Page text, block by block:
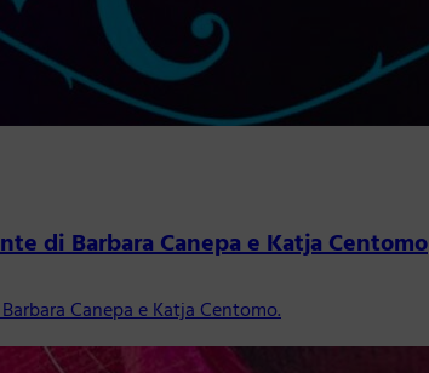
di Barbara Canepa e Katja Centomo
Canepa e Katja Centomo.